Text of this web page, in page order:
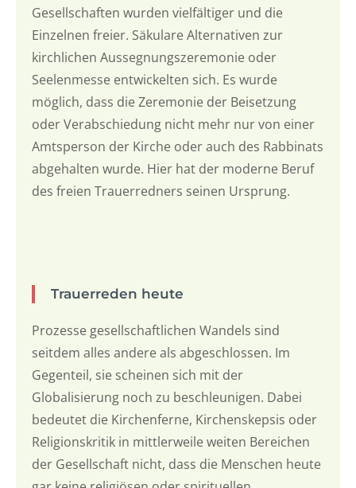
Gesellschaften wurden vielfältiger und die
Einzelnen freier. Säkulare Alternativen zur
kirchlichen Aussegnungszeremonie oder
Seelenmesse entwickelten sich. Es wurde
möglich, dass die Zeremonie der Beisetzung
oder Verabschiedung nicht mehr nur von einer
Amtsperson der Kirche oder auch des Rabbinats
abgehalten wurde. Hier hat der moderne Beruf
des freien Trauerredners seinen Ursprung.
Trauerreden heute
Prozesse gesellschaftlichen Wandels sind
seitdem alles andere als abgeschlossen. Im
Gegenteil, sie scheinen sich mit der
Globalisierung noch zu beschleunigen. Dabei
bedeutet die Kirchenferne, Kirchenskepsis oder
Religionskritik in mittlerweile weiten Bereichen
der Gesellschaft nicht, dass die Menschen heute